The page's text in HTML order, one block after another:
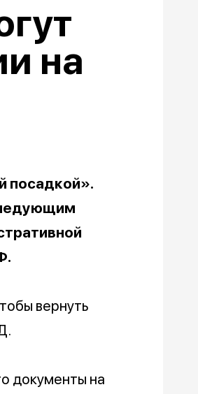
на
посадкой».
вернуть
документы на